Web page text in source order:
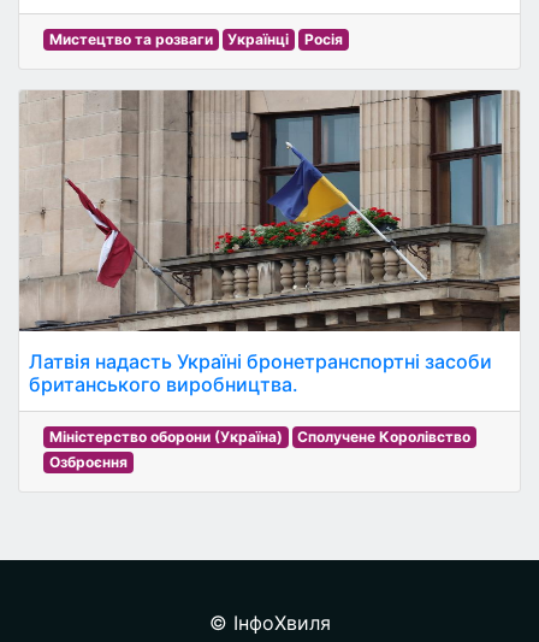
Мистецтво та розваги Українці Росія
Латвія надасть Україні бронетранспортні засоби
британського виробництва.
Міністерство оборони (Україна)
Сполучене Королівство
Озброєння
© ІнфоХвиля